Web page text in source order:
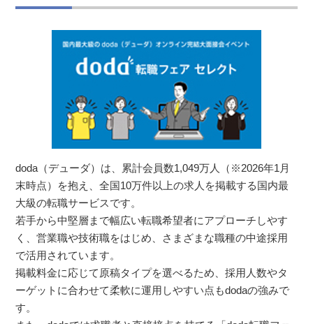
doda（デューダ）は、累計会員数1,049万人（※2026年1月
末時点）を抱え、全国10万件以上の求人を掲載する国内最
大級の転職サービスです。
若手から中堅層まで幅広い転職希望者にアプローチしやす
く、営業職や技術職をはじめ、さまざまな職種の中途採用
で活用されています。
掲載料金に応じて原稿タイプを選べるため、採用人数やタ
ーゲットに合わせて柔軟に運用しやすい点もdodaの強みで
す。